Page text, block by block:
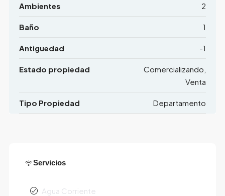
Ambientes 2
Baño 1
Antiguedad -1
Estado propiedad
Comercializando,
Venta
Tipo Propiedad Departamento
Servicios
Agua Corriente